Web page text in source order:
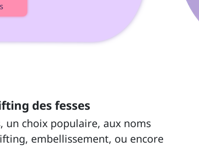
des fesses
embellissement, ou encore